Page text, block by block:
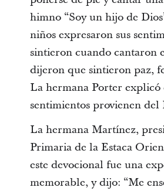
himno “Soy un hijo de
niños expresaron sus
sintieron cuando cantaron
dijeron que sintieron paz,
La hermana Porter explicó
sentimientos provienen
La hermana Martínez,
Primaria de la Estaca
este devocional fue una
memorable, y dijo: “Me